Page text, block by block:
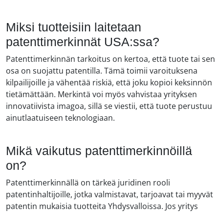
Miksi tuotteisiin laitetaan
patenttimerkinnät USA:ssa?
Patenttimerkinnän tarkoitus on kertoa, että tuote tai sen
osa on suojattu patentilla. Tämä toimii varoituksena
kilpailijoille ja vähentää riskiä, että joku kopioi keksinnön
tietämättään. Merkintä voi myös vahvistaa yrityksen
innovatiivista imagoa, sillä se viestii, että tuote perustuu
ainutlaatuiseen teknologiaan.
Mikä vaikutus patenttimerkinnöillä
on?
Patenttimerkinnällä on tärkeä juridinen rooli
patentinhaltijoille, jotka valmistavat, tarjoavat tai myyvät
patentin mukaisia tuotteita Yhdysvalloissa. Jos yritys